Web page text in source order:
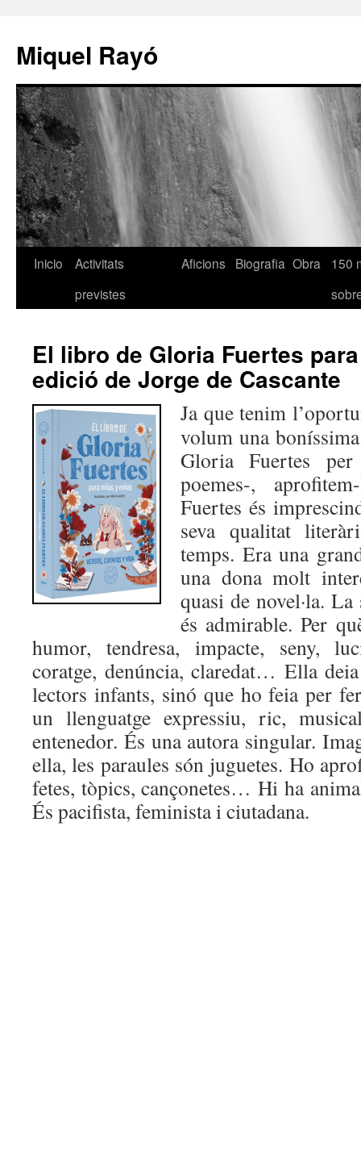
Miquel Rayó
Inicio
Activitats
previstes
Aficions Biografia Obra
150
El libro de Gloria Fuertes
edició de Jorge de Cascante
Ja que tenim
volum una
Gloria Fuertes
poemes-,
Fuertes és
seva qualitat
temps. Era una
una dona molt
quasi de novel·la.
és admirable. Per
humor, tendresa, impacte, seny,
coratge, denúncia, claredat… Ella
lectors infants, sinó que ho feia per
un llenguatge expressiu, ric,
entenedor. És una autora singular.
ella, les paraules són juguetes. Ho
fetes, tòpics, cançonetes… Hi ha
És pacifista, feminista i ciutadana.